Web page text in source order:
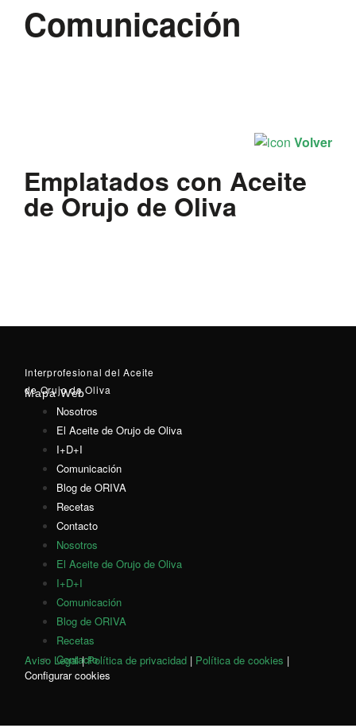
Comunicación
Emplatados con Aceite
de Orujo de Oliva
Volver
Interprofesional del Aceite
de Orujo de Oliva
Mapa Web
Nosotros
El Aceite de Orujo de Oliva
I+D+I
Comunicación
Blog de ORIVA
Recetas
Contacto
Nosotros
El Aceite de Orujo de Oliva
I+D+I
Comunicación
Blog de ORIVA
Recetas
Contacto
Aviso Legal|Política de privacidad | Política de cookies |
Configurar cookies